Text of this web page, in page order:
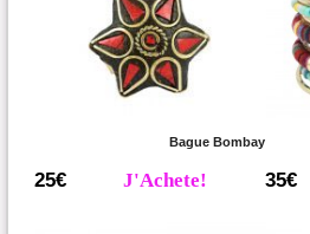
Bague Bombay
25€ J'Achete! 35€